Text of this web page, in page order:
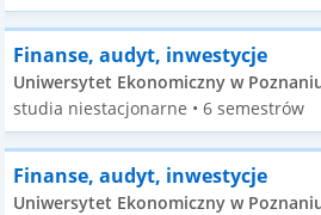
Finanse, audyt, inwestycje
Uniwersytet Ekonomiczny w
studia niestacjonarne • 6 semestrów
Finanse, audyt, inwestycje
Uniwersytet Ekonomiczny w